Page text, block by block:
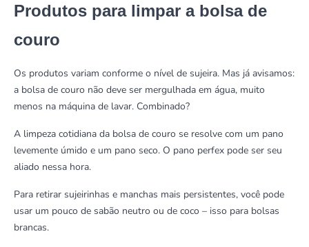
Produtos para limpar a bolsa de
couro
Os produtos variam conforme o nível de sujeira. Mas já avisamos:
a bolsa de couro não deve ser mergulhada em água, muito
menos na máquina de lavar. Combinado?
A limpeza cotidiana da bolsa de couro se resolve com um pano
levemente úmido e um pano seco. O pano perfex pode ser seu
aliado nessa hora.
Para retirar sujeirinhas e manchas mais persistentes, você pode
usar um pouco de sabão neutro ou de coco – isso para bolsas
brancas.